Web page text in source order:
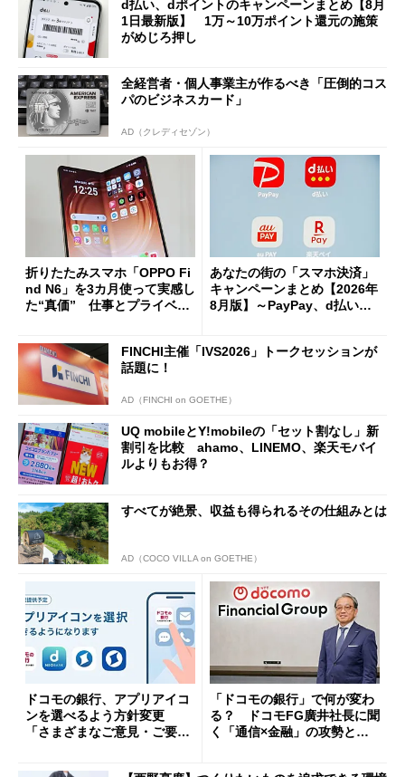
d払い、dポイントのキャンペーンまとめ【8月
1日最新版】 1万～10万ポイント還元の施策
がめじろ押し
全経営者・個人事業主が作るべき「圧倒的コス
パのビジネスカード」
AD（クレディセゾン）
折りたたみスマホ「OPPO Fi
nd N6」を3カ月使って実感し
た“真価” 仕事とプライベー
あなたの街の「スマホ決済」
キャンペーンまとめ【2026年
8月版】～PayPay、d払い、a
FINCHI主催「IVS2026」トークセッションが
話題に！
AD（FINCHI on GOETHE）
UQ mobileとY!mobileの「セット割なし」新
割引を比較 ahamo、LINEMO、楽天モバイ
ルよりもお得？
すべてが絶景、収益も得られるその仕組みとは
AD（COCO VILLA on GOETHE）
ドコモの銀行、アプリアイコ
ンを選べるよう方針変更
「さまざまなご意見・ご要望
「ドコモの銀行」で何が変わ
る？ ドコモFG廣井社長に聞
く「通信×金融」の攻勢とグ